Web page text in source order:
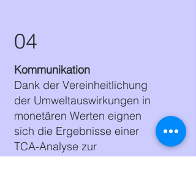
04
Kommunikation
Dank der Vereinheitlichung
der Umweltauswirkungen in
monetären Werten eignen
sich die Ergebnisse einer
TCA-Analyse zur